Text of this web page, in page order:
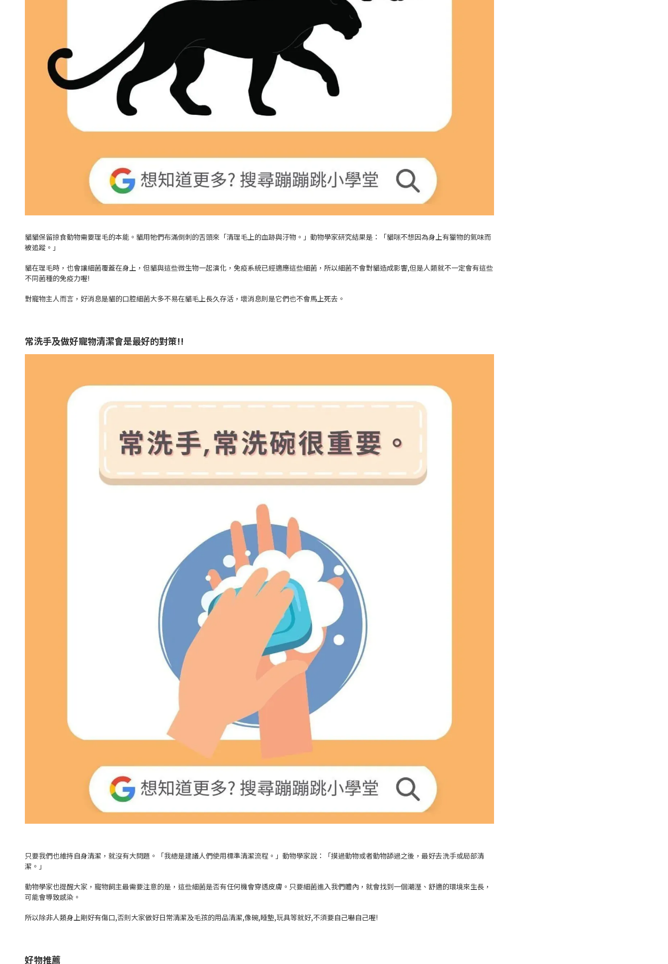
貓貓保留掠食動物需要理毛的本能。貓用牠們布滿倒刺的舌頭來「清理毛上的血跡與汙物。」動物學家研究結果是：「貓咪不想因為身上有獵物的氣味而
被追蹤。」
貓在理毛時，也會讓細菌覆蓋在身上，但貓與這些微生物一起演化，免疫系統已經適應這些細菌，所以細菌不會對貓造成影響,但是人類就不一定會有這些
不同菌種的免疫力喔!
對寵物主人而言，好消息是貓的口腔細菌大多不易在貓毛上長久存活，壞消息則是它們也不會馬上死去。
常洗手及做好寵物清潔會是最好的對策!!
只要我們也維持自身清潔，就沒有大問題。「我總是建議人們使用標準清潔流程。」動物學家說：「摸過動物或者動物舔過之後，最好去洗手或局部清
潔。」
動物學家也提醒大家，寵物飼主最需要注意的是，這些細菌是否有任何機會穿透皮膚。只要細菌進入我們體內，就會找到一個潮溼、舒適的環境來生長，
可能會導致感染。
所以除非人類身上剛好有傷口,否則大家做好日常清潔及毛孩的用品清潔,像碗,睡墊,玩具等就好,不須要自己嚇自己喔!
好物推薦